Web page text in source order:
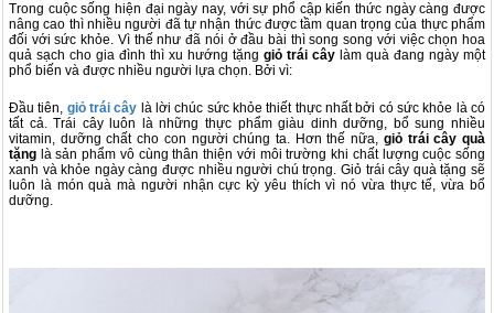
Trong cuộc sống hiện đại ngày nay, với sự phổ cập kiến thức ngày càng được
nâng cao thì nhiều người đã tự nhận thức được tầm quan trọng của thực phẩm
đối với sức khỏe. Vì thế như đã nói ở đầu bài thì song song với việc chọn hoa
quả sạch cho gia đình thì xu hướng tặng giỏ trái cây làm quà đang ngày một
phổ biến và được nhiều người lựa chọn. Bởi vì:
Đầu tiên, giỏ trái cây là lời chúc sức khỏe thiết thực nhất bởi có sức khỏe là có
tất cả. Trái cây luôn là những thực phẩm giàu dinh dưỡng, bổ sung nhiều
vitamin, dưỡng chất cho con người chúng ta. Hơn thế nữa, giỏ trái cây quà
tặng là sản phẩm vô cùng thân thiện với môi trường khi chất lượng cuộc sống
xanh và khỏe ngày càng được nhiều người chú trọng. Giỏ trái cây quà tặng sẽ
luôn là món quà mà người nhận cực kỳ yêu thích vì nó vừa thực tế, vừa bổ
dưỡng.